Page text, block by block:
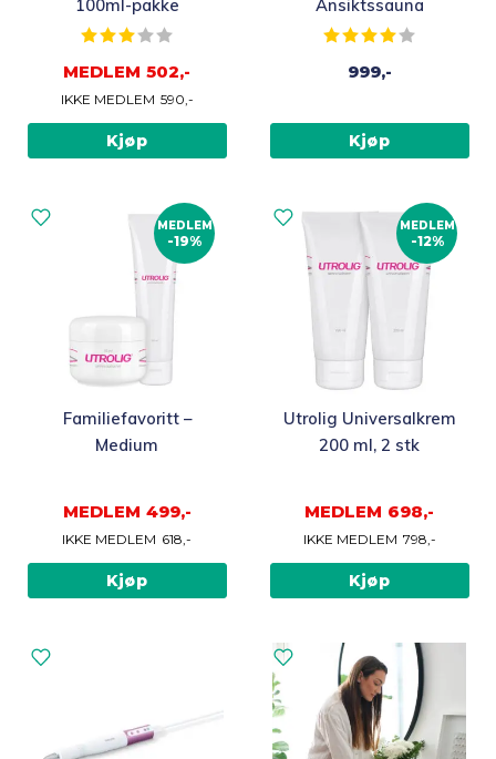
100ml-pakke
Karakter:
MEDLEM 502,-
IKKE MEDLEM 590,-
Kjøp
Ansiktssauna
Karakter:
999,-
Kjøp
MEDLEM
-19%
Familiefavoritt –
Medium
MEDLEM 499,-
IKKE MEDLEM 618,-
Kjøp
MEDLEM
-12%
Utrolig Universalkrem
200 ml, 2 stk
MEDLEM 698,-
IKKE MEDLEM 798,-
Kjøp